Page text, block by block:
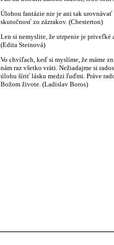
Úlohou fantázie nie je ani tak
skutočnosť zo zázrakov.
Len si nemyslite, že utrpenie je priveľké
(Edita Steinová)
Vo chvíľach, keď si myslíme, že máme
nám raz všetko vráti. Nežiadajme si
úlohu šíriť lásku medzi ľuďmi. Práve
Božom živote. (Ladislav Boros)